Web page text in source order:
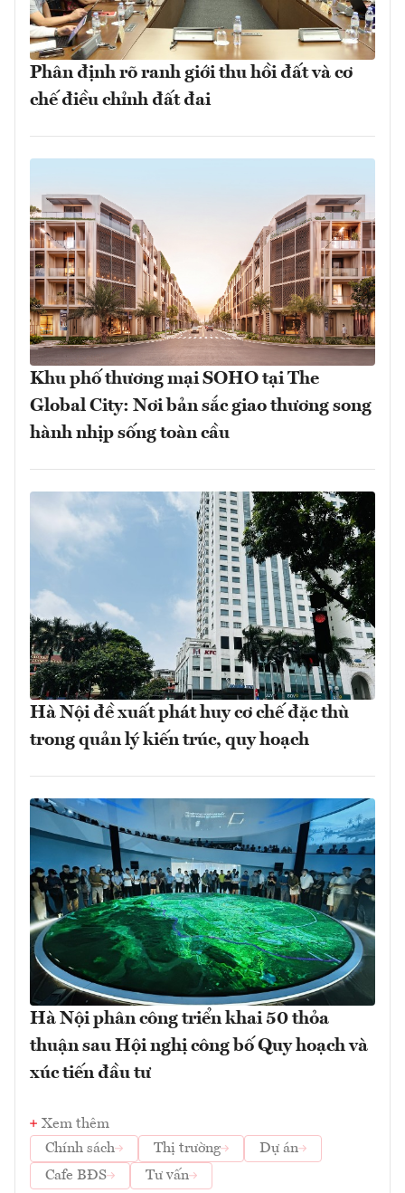
Phân định rõ ranh giới thu hồi đất và cơ
chế điều chỉnh đất đai
Khu phố thương mại SOHO tại The
Global City: Nơi bản sắc giao thương song
hành nhịp sống toàn cầu
Hà Nội đề xuất phát huy cơ chế đặc thù
trong quản lý kiến trúc, quy hoạch
Hà Nội phân công triển khai 50 thỏa
thuận sau Hội nghị công bố Quy hoạch và
xúc tiến đầu tư
Xem thêm
Chính sách
Thị trường
Dự án
Cafe BĐS
Tư vấn